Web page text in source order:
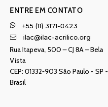
ENTRE EM CONTATO
+55 (11) 3171-0423
ilac@ilac-acrilico.org
Rua Itapeva, 500 – CJ 8A – Bela
Vista
CEP: 01332-903 Sâo Paulo - SP -
Brasil